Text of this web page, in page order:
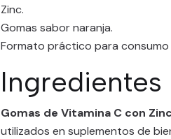
Zinc.
Gomas sabor naranja.
Formato práctico para consumo
Gomas de Vitamina C con
utilizados en suplementos de